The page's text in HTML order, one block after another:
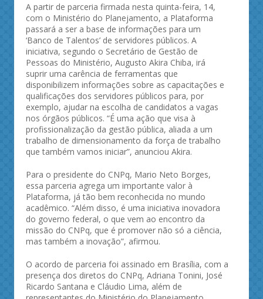
A partir de parceria firmada nesta quinta-feira, 14,
com o Ministério do Planejamento, a Plataforma
passará a ser a base de informações para um
‘Banco de Talentos’ de servidores públicos. A
iniciativa, segundo o Secretário de Gestão de
Pessoas do Ministério, Augusto Akira Chiba, irá
suprir uma carência de ferramentas que
disponibilizem informações sobre as capacitações e
qualificações dos servidores públicos para, por
exemplo, ajudar na escolha de candidatos a vagas
nos órgãos públicos. “É uma ação que visa à
profissionalização da gestão pública, aliada a um
trabalho de dimensionamento da força de trabalho
que também vamos iniciar”, anunciou Akira.
Para o presidente do CNPq, Mario Neto Borges,
essa parceria agrega um importante valor à
Plataforma, já tão bem reconhecida no mundo
acadêmico. “Além disso, é uma iniciativa inovadora
do governo federal, o que vem ao encontro da
missão do CNPq, que é promover não só a ciência,
mas também a inovação”, afirmou.
O acordo de parceria foi assinado em Brasília, com a
presença dos diretos do CNPq, Adriana Tonini, José
Ricardo Santana e Cláudio Lima, além de